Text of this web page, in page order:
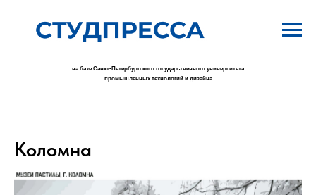
на базе Санкт-Петербургского государственного университета
промышленных технологий и дизайна
Коломна